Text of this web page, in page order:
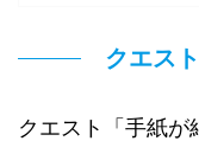
クエス
クエスト「手紙が